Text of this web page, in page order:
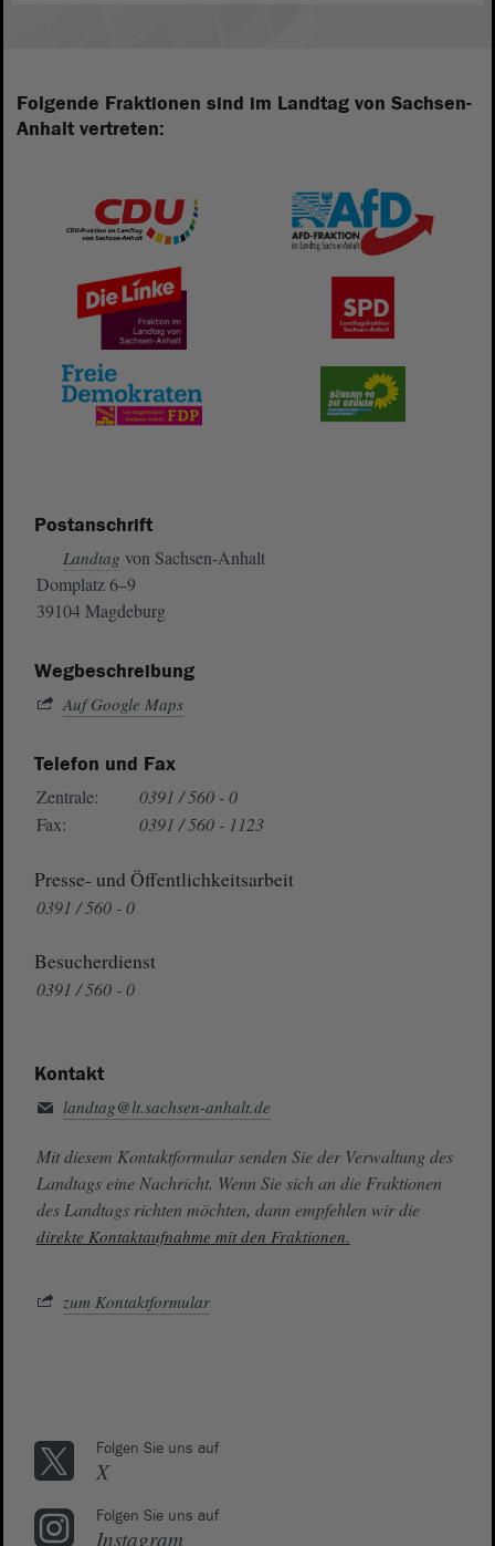
Folgende Fraktionen sind im Landtag von Sachsen-
Anhalt vertreten:
Postanschrift
Landtag von Sachsen-Anhalt
Domplatz 6–9
39104 Magdeburg
Wegbeschreibung
Auf Google Maps
Telefon und Fax
Zentrale:
0391 / 560 - 0
Fax:
0391 / 560 - 1123
Presse- und Öffentlichkeitsarbeit
0391 / 560 - 0
Besucherdienst
0391 / 560 - 0
Kontakt
landtag@lt.sachsen-anhalt.de
Mit diesem Kontaktformular senden Sie der Verwaltung des
Landtags eine Nachricht. Wenn Sie sich an die Fraktionen
des Landtags richten möchten, dann empfehlen wir die
direkte Kontaktaufnahme mit den Fraktionen.
zum Kontaktformular
Folgen Sie uns auf
X
Folgen Sie uns auf
Instagram